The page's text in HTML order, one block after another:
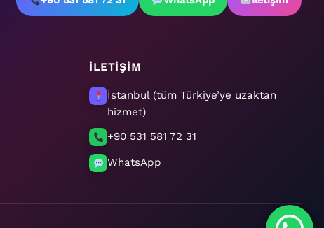
İLETİŞİM
İstanbul (tüm Türkiye’ye uzaktan
hizmet)
+90 531 581 72 31
WhatsApp